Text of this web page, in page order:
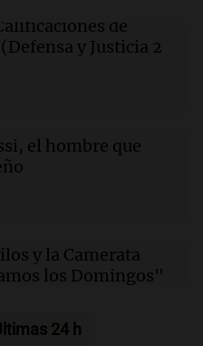
el tiempo este
estará el tiempo
estará el tiempo
de
y Justicia 2
el hombre que
y la Camerata
los Domingos"
24 h